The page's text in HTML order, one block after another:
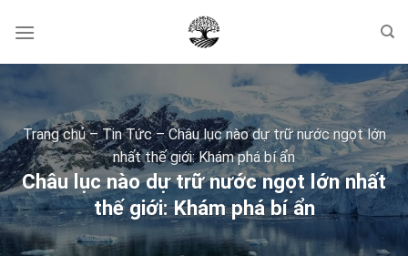
Trang chủ–Tin Tức–Châu lục nào dự trữ nước ngọt lớn
nhất thế giới: Khám phá bí ẩn
Châu lục nào dự trữ nước ngọt lớn nhất
thế giới: Khám phá bí ẩn